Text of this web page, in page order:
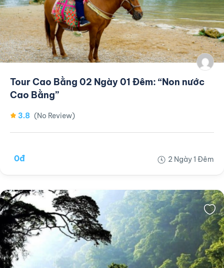
Tour Cao Bằng 02 Ngày 01 Đêm: “Non nước
Cao Bằng”
3.8 (No Review)
0đ 2 Ngày 1 Đêm